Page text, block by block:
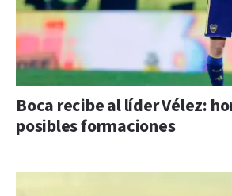
Boca recibe al líder Vélez:
posibles formaciones